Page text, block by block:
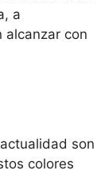
a
alcanzar con
son
colores